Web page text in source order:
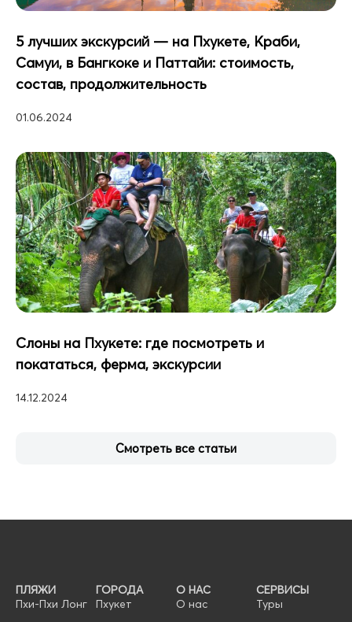
5 лучших экскурсий — на Пхукете, Краби,
Самуи, в Бангкоке и Паттайи: стоимость,
состав, продолжительность
01.06.2024
Слоны на Пхукете: где посмотреть и
покататься, ферма, экскурсии
14.12.2024
Смотреть все статьи
ПЛЯЖИ
Пхи-Пхи Лонг
ГОРОДА
Пхукет
О НАС
О нас
СЕРВИСЫ
Туры